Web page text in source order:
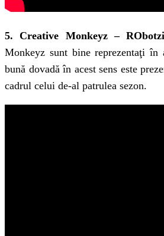
5. Creative Monkeyz –
Monkeyz sunt bine reprezentaţi în
bună dovadă în acest sens este
cadrul celui de-al patrulea sezon.